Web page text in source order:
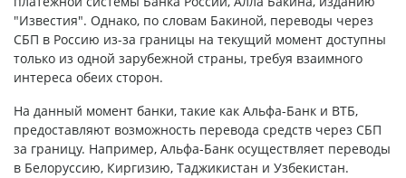
"Известия". Однако, по словам Бакиной, переводы через
СБП в Россию из-за границы на текущий момент доступны
только из одной зарубежной страны, требуя взаимного
интереса обеих сторон.
На данный момент банки, такие как Альфа-Банк и ВТБ,
предоставляют возможность перевода средств через СБП
за границу. Например, Альфа-Банк осуществляет переводы
в Белоруссию, Киргизию, Таджикистан и Узбекистан.